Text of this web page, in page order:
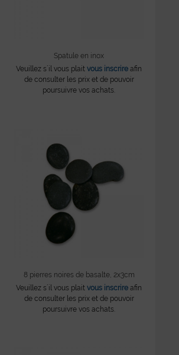
Spatule en inox
Veuillez s´il vous plaitvous inscrire afin
de consulter les prix et de pouvoir
poursuivre vos achats.
8 pierres noires de basalte, 2x3cm
Veuillez s´il vous plaitvous inscrire afin
de consulter les prix et de pouvoir
poursuivre vos achats.